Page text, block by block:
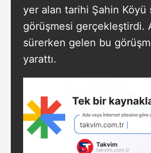
yer alan tarihi Şahin
görüşmesi gerçekleştirdi.
sürerken gelen bu
yarattı.